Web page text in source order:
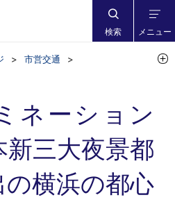
検索 メニュー
市営交通
ネーション
三大夜景都
横浜の都心